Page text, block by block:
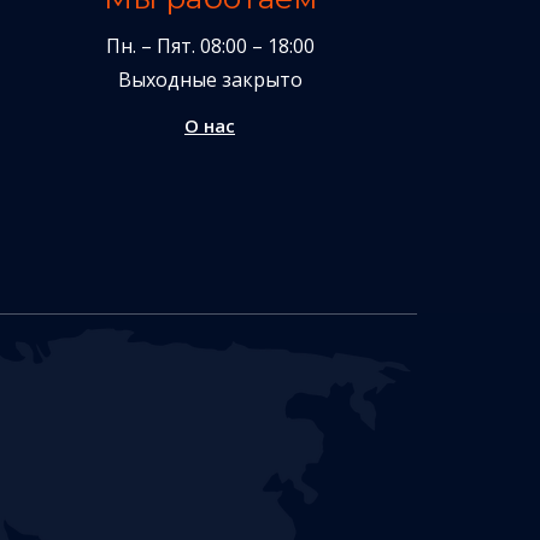
Пн. – Пят. 08:00 – 18:00
Выходные закрыто
О нас